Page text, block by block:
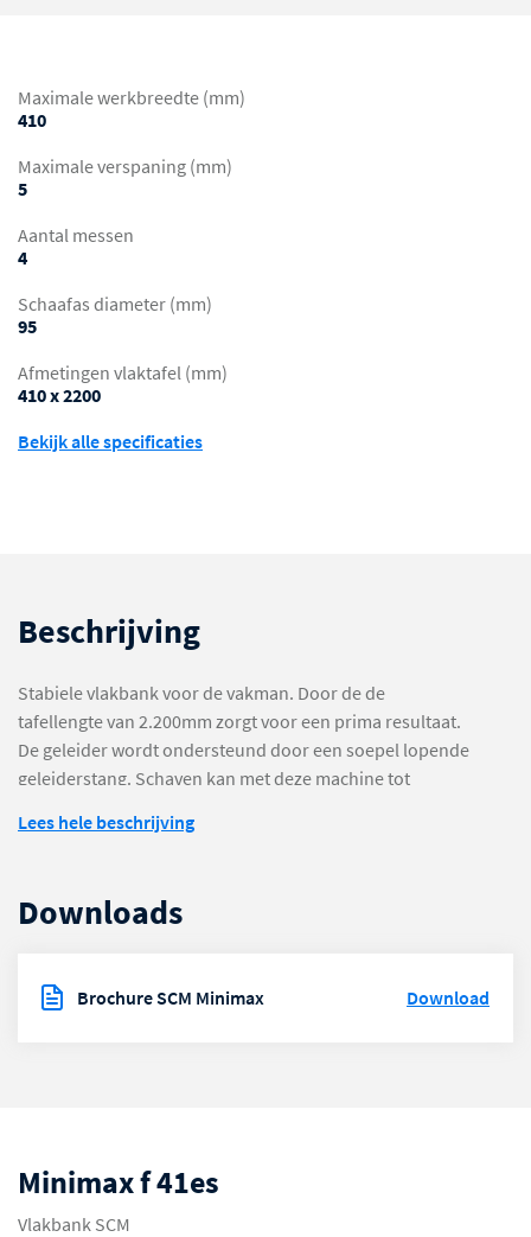
Maximale werkbreedte (mm)
410
Maximale verspaning (mm)
5
Aantal messen
4
Schaafas diameter (mm)
95
Afmetingen vlaktafel (mm)
410 x 2200
Bekijk alle specificaties
Beschrijving
Stabiele vlakbank voor de vakman. Door de de
tafellengte van 2.200mm zorgt voor een prima resultaat.
De geleider wordt ondersteund door een soepel lopende
geleiderstang. Schaven kan met deze machine tot
Lees hele beschrijving
Downloads
Brochure SCM Minimax Download
Minimax f 41es
Vlakbank SCM